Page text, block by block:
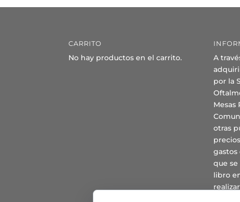
CARRITO
No hay productos en el carrito.
A
por la
Mesas
otras
gastos
que
libro